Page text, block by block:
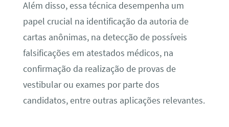
Além disso, essa técnica desempenha um
papel crucial na identificação da autoria de
cartas anônimas, na detecção de possíveis
falsificações em atestados médicos, na
confirmação da realização de provas de
vestibular ou exames por parte dos
candidatos, entre outras aplicações relevantes.